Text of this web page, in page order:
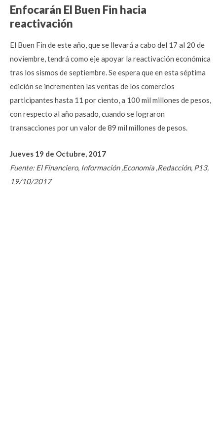
Enfocarán El Buen Fin hacia
reactivación
El Buen Fin de este año, que se llevará a cabo del 17 al 20 de
noviembre, tendrá como eje apoyar la reactivación económica
tras los sismos de septiembre. Se espera que en esta séptima
edición se incrementen las ventas de los comercios
participantes hasta 11 por ciento, a 100 mil millones de pesos,
con respecto al año pasado, cuando se lograron
transacciones por un valor de 89 mil millones de pesos.
Jueves 19 de Octubre, 2017
Fuente: El Financiero, Información ,Economía ,Redacción, P13,
19/10/2017